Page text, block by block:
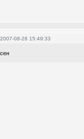
2007-08-26 15:49:33